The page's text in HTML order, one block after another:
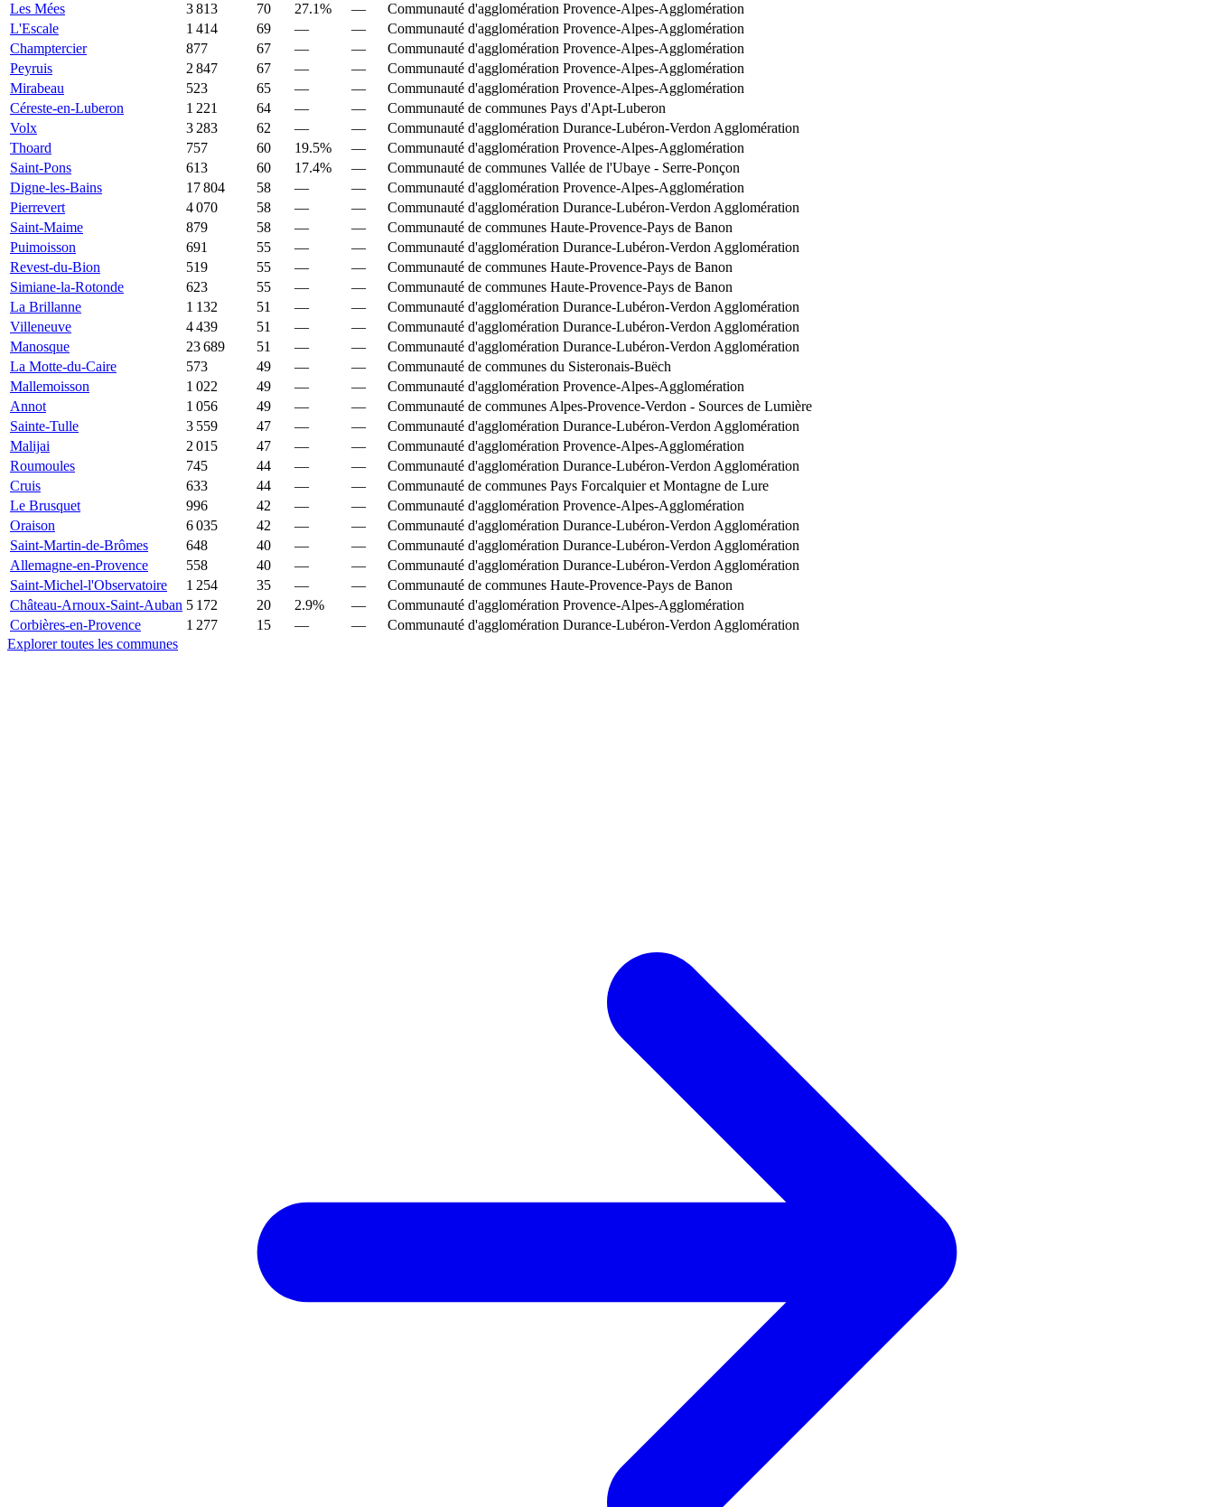
Les Mées
3 813 70 27.1% —
Communauté d'agglomération Provence-Alpes-Agglomération
L'Escale
1 414 69 — —
Communauté d'agglomération Provence-Alpes-Agglomération
Champtercier
877 67 — —
Communauté d'agglomération Provence-Alpes-Agglomération
Peyruis
2 847 67 — —
Communauté d'agglomération Provence-Alpes-Agglomération
Mirabeau
523 65 — —
Communauté d'agglomération Provence-Alpes-Agglomération
Céreste-en-Luberon
1 221 64 — —
Communauté de communes Pays d'Apt-Luberon
Volx
3 283 62 — —
Communauté d'agglomération Durance-Lubéron-Verdon Agglomération
Thoard
757 60 19.5% —
Communauté d'agglomération Provence-Alpes-Agglomération
Saint-Pons
613 60 17.4% —
Communauté de communes Vallée de l'Ubaye - Serre-Ponçon
Digne-les-Bains
17 804 58 — —
Communauté d'agglomération Provence-Alpes-Agglomération
Pierrevert
4 070 58 — —
Communauté d'agglomération Durance-Lubéron-Verdon Agglomération
Saint-Maime
879 58 — —
Communauté de communes Haute-Provence-Pays de Banon
Puimoisson
691 55 — —
Communauté d'agglomération Durance-Lubéron-Verdon Agglomération
Revest-du-Bion
519 55 — —
Communauté de communes Haute-Provence-Pays de Banon
Simiane-la-Rotonde
623 55 — —
Communauté de communes Haute-Provence-Pays de Banon
La Brillanne
1 132 51 — —
Communauté d'agglomération Durance-Lubéron-Verdon Agglomération
Villeneuve
4 439 51 — —
Communauté d'agglomération Durance-Lubéron-Verdon Agglomération
Manosque
23 689 51 — —
Communauté d'agglomération Durance-Lubéron-Verdon Agglomération
La Motte-du-Caire
573 49 — —
Communauté de communes du Sisteronais-Buëch
Mallemoisson
1 022 49 — —
Communauté d'agglomération Provence-Alpes-Agglomération
Annot
1 056 49 — —
Communauté de communes Alpes-Provence-Verdon - Sources de Lumière
Sainte-Tulle
3 559 47 — —
Communauté d'agglomération Durance-Lubéron-Verdon Agglomération
Malijai
2 015 47 — —
Communauté d'agglomération Provence-Alpes-Agglomération
Roumoules
745 44 — —
Communauté d'agglomération Durance-Lubéron-Verdon Agglomération
Cruis
633 44 — —
Communauté de communes Pays Forcalquier et Montagne de Lure
Le Brusquet
996 42 — —
Communauté d'agglomération Provence-Alpes-Agglomération
Oraison
6 035 42 — —
Communauté d'agglomération Durance-Lubéron-Verdon Agglomération
Saint-Martin-de-Brômes
648 40 — —
Communauté d'agglomération Durance-Lubéron-Verdon Agglomération
Allemagne-en-Provence
558 40 — —
Communauté d'agglomération Durance-Lubéron-Verdon Agglomération
Saint-Michel-l'Observatoire
1 254 35 — —
Communauté de communes Haute-Provence-Pays de Banon
Château-Arnoux-Saint-Auban 5 172 20 2.9% —
Communauté d'agglomération Provence-Alpes-Agglomération
Corbières-en-Provence
1 277 15 — —
Communauté d'agglomération Durance-Lubéron-Verdon Agglomération
Explorer toutes les communes